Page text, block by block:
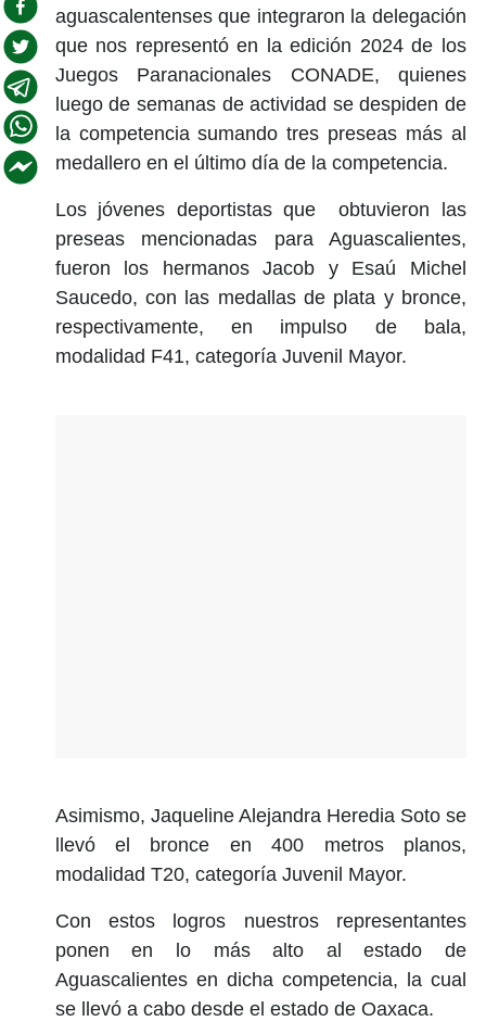
aguascalentenses que integraron la delegación
que nos representó en la edición 2024 de los
Juegos Paranacionales CONADE, quienes
luego de semanas de actividad se despiden de
la competencia sumando tres preseas más al
medallero en el último día de la competencia.
Los jóvenes deportistas que obtuvieron las
preseas mencionadas para Aguascalientes,
fueron los hermanos Jacob y Esaú Michel
Saucedo, con las medallas de plata y bronce,
respectivamente, en impulso de bala,
modalidad F41, categoría Juvenil Mayor.
Asimismo, Jaqueline Alejandra Heredia Soto se
llevó el bronce en 400 metros planos,
modalidad T20, categoría Juvenil Mayor.
Con estos logros nuestros representantes
ponen en lo más alto al estado de
Aguascalientes en dicha competencia, la cual
se llevó a cabo desde el estado de Oaxaca.